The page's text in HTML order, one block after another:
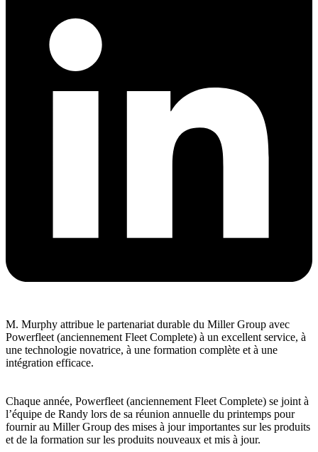
M. Murphy attribue le partenariat durable du Miller Group avec
Powerfleet (anciennement Fleet Complete) à un excellent service, à
une technologie novatrice, à une formation complète et à une
intégration efficace.
Chaque année, Powerfleet (anciennement Fleet Complete) se joint à
l’équipe de Randy lors de sa réunion annuelle du printemps pour
fournir au Miller Group des mises à jour importantes sur les produits
et de la formation sur les produits nouveaux et mis à jour.